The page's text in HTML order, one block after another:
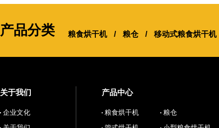
产品分类 粮食烘干机 / 粮仓 / 移动式粮食烘干机
关于我们
企业文化
产品中心
粮食烘干机
粮仓